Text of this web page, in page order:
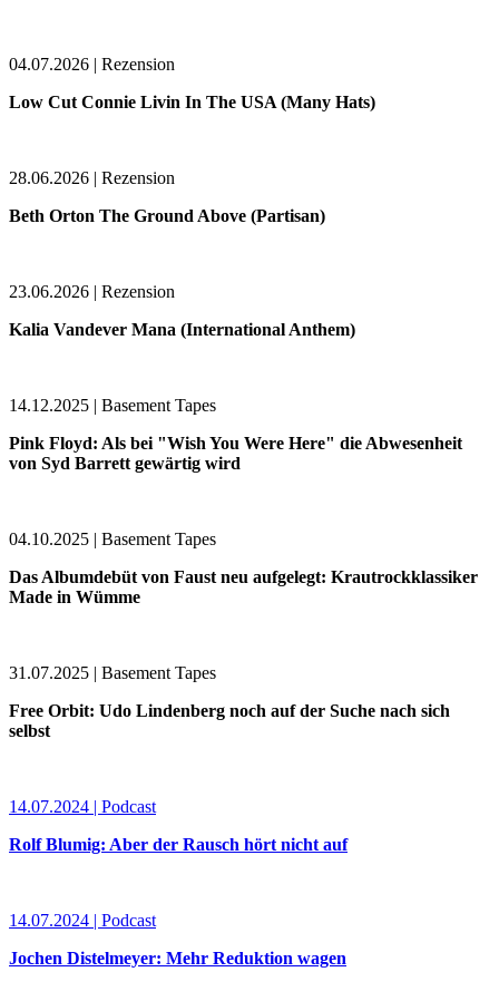
04.07.2026 | Rezension
Low Cut Connie Livin In The USA (Many Hats)
28.06.2026 | Rezension
Beth Orton The Ground Above (Partisan)
23.06.2026 | Rezension
Kalia Vandever Mana (International Anthem)
14.12.2025 | Basement Tapes
Pink Floyd: Als bei "Wish You Were Here" die Abwesenheit
von Syd Barrett gewärtig wird
04.10.2025 | Basement Tapes
Das Albumdebüt von Faust neu aufgelegt: Krautrockklassiker
Made in Wümme
31.07.2025 | Basement Tapes
Free Orbit: Udo Lindenberg noch auf der Suche nach sich
selbst
14.07.2024 | Podcast
Rolf Blumig: Aber der Rausch hört nicht auf
14.07.2024 | Podcast
Jochen Distelmeyer: Mehr Reduktion wagen